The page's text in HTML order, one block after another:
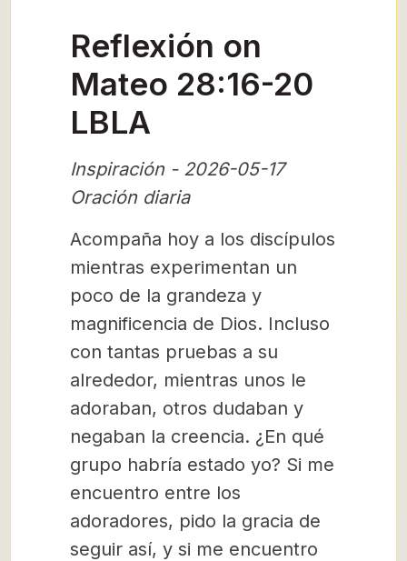
Reflexión on
Mateo 28:16-20
LBLA
Inspiración - 2026-05-17
Oración diaria
Acompaña hoy a los discípulos
mientras experimentan un
poco de la grandeza y
magnificencia de Dios. Incluso
con tantas pruebas a su
alrededor, mientras unos le
adoraban, otros dudaban y
negaban la creencia. ¿En qué
grupo habría estado yo? Si me
encuentro entre los
adoradores, pido la gracia de
seguir así, y si me encuentro